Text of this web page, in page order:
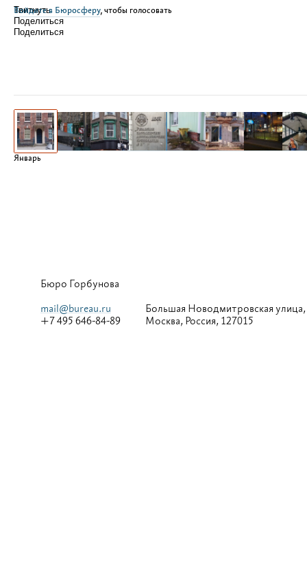
Войдите в Бюросферу, чтобы голосовать
Твитнуть
Поделиться
Поделиться
Январь
Бюро Горбунова
mail@bureau.ru
+7 495 646-84-89
Большая Новодмитровская улица,
Москва, Россия, 127015